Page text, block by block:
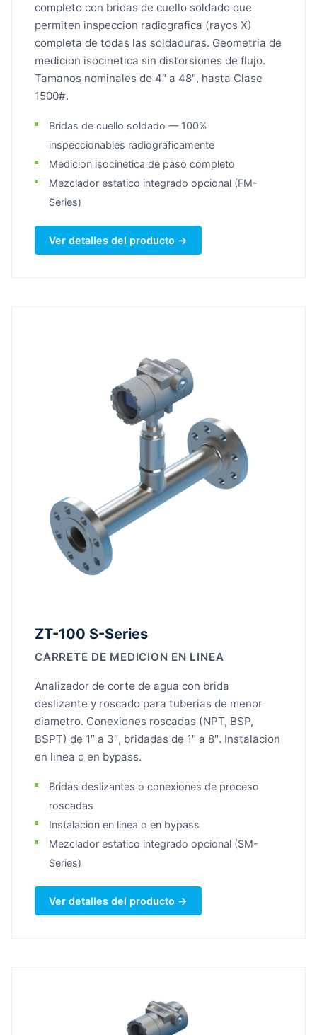
completo con bridas de cuello soldado que
permiten inspeccion radiografica (rayos X)
completa de todas las soldaduras. Geometria de
medicion isocinetica sin distorsiones de flujo.
Tamanos nominales de 4″ a 48″, hasta Clase
1500#.
Bridas de cuello soldado — 100%
inspeccionables radiograficamente
Medicion isocinetica de paso completo
Mezclador estatico integrado opcional (FM-
Series)
Ver detalles del producto →
ZT-100 S-Series
CARRETE DE MEDICION EN LINEA
Analizador de corte de agua con brida
deslizante y roscado para tuberias de menor
diametro. Conexiones roscadas (NPT, BSP,
BSPT) de 1″ a 3″, bridadas de 1″ a 8″. Instalacion
en linea o en bypass.
Bridas deslizantes o conexiones de proceso
roscadas
Instalacion en linea o en bypass
Mezclador estatico integrado opcional (SM-
Series)
Ver detalles del producto →